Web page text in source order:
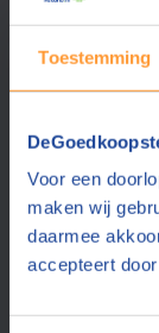
Toestemming
Voor een
maken wij
daarmee
accepteert
1
Vraag een
Dudok van